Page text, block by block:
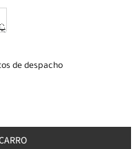
de despacho